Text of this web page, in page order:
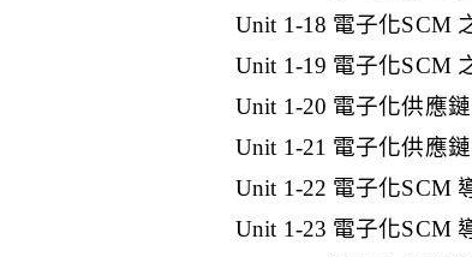
Unit 1-18 電子化SCM
Unit 1-19 電子化SCM
Unit 1-20 電子化供應
Unit 1-21 電子化供應
Unit 1-22 電子化SCM
Unit 1-23 電子化SCM